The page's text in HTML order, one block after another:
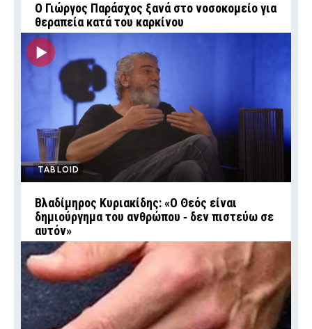
O Γιώργος Παράσχος ξανά στο νοσοκομείο για
θεραπεία κατά του καρκίνου
TABLOID
Βλαδίμηρος Κυριακίδης: «Ο Θεός είναι
δημιούργημα του ανθρώπου ‑ δεν πιστεύω σε
αυτόν»